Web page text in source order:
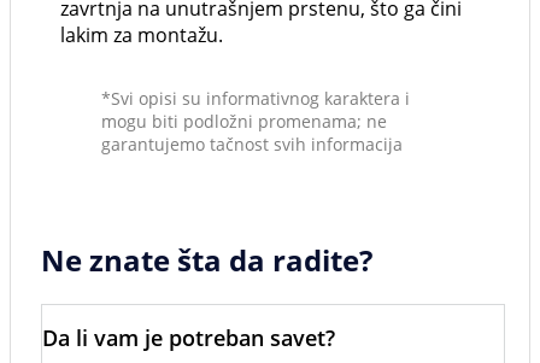
zavrtnja na unutrašnjem prstenu, što ga čini
lakim za montažu.
*Svi opisi su informativnog karaktera i
mogu biti podložni promenama; ne
garantujemo tačnost svih informacija
Ne znate šta da radite?
Da li vam je potreban savet?